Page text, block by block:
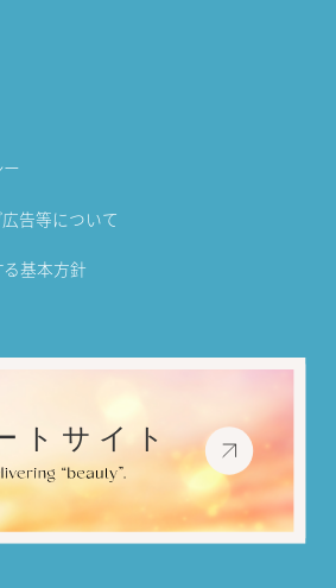
告等について
基本方針